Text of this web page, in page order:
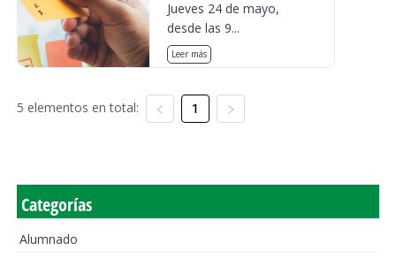
Jueves 24 de mayo,
desde las 9...
Leer más
5 elementos en total: 1
Categorías
Alumnado